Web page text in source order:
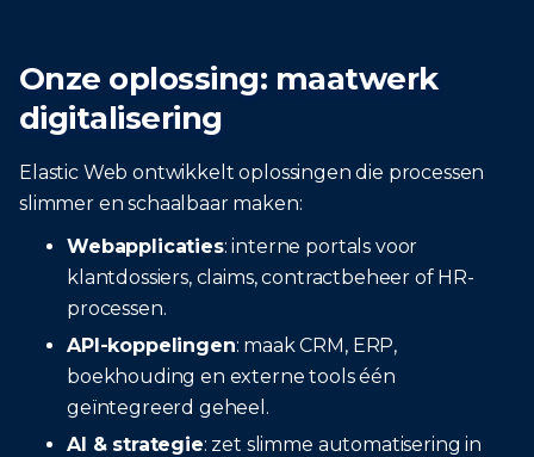
Onze oplossing: maatwerk
digitalisering
Elastic Web ontwikkelt oplossingen die processen
slimmer en schaalbaar maken:
Webapplicaties: interne portals voor
klantdossiers, claims, contractbeheer of HR-
processen.
API-koppelingen: maak CRM, ERP,
boekhouding en externe tools één
geïntegreerd geheel.
AI & strategie: zet slimme automatisering in